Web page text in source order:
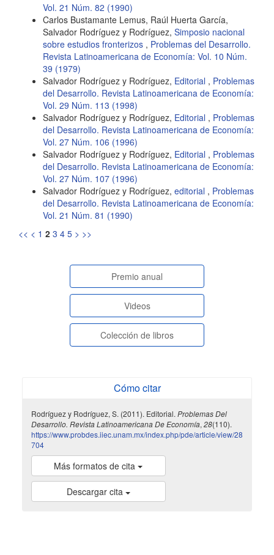
Vol. 21 Núm. 82 (1990)
Carlos Bustamante Lemus, Raúl Huerta García,
Salvador Rodríguez y Rodríguez, Simposio nacional
sobre estudios fronterizos , Problemas del Desarrollo.
Revista Latinoamericana de Economía: Vol. 10 Núm.
39 (1979)
Salvador Rodríguez y Rodríguez, Editorial , Problemas
del Desarrollo. Revista Latinoamericana de Economía:
Vol. 29 Núm. 113 (1998)
Salvador Rodríguez y Rodríguez, Editorial , Problemas
del Desarrollo. Revista Latinoamericana de Economía:
Vol. 27 Núm. 106 (1996)
Salvador Rodríguez y Rodríguez, Editorial , Problemas
del Desarrollo. Revista Latinoamericana de Economía:
Vol. 27 Núm. 107 (1996)
Salvador Rodríguez y Rodríguez, editorial , Problemas
del Desarrollo. Revista Latinoamericana de Economía:
Vol. 21 Núm. 81 (1990)
<< < 1 2 3 4 5 > >>
paginasespeciales
Premio anual
Videos
Colección de libros
Cómo citar
Rodríguez y Rodríguez, S. (2011). Editorial. Problemas Del
Desarrollo. Revista Latinoamericana De Economía, 28(110).
https://www.probdes.iiec.unam.mx/index.php/pde/article/view/28
704
Más formatos de cita
Descargar cita